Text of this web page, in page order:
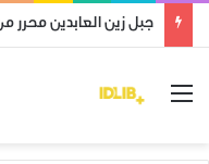
جبل زين العابدين محرر
القائمة